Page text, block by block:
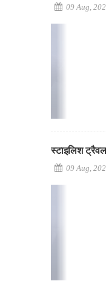
09 Aug,
स्टाइलिश
09 Aug,